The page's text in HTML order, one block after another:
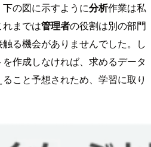
の図に示すように分析作業は私
までは管理者の役割は別の部門
る機会がありませんでした。し
作成しなければ、求めるデータ
こと予想されため、学習に取り